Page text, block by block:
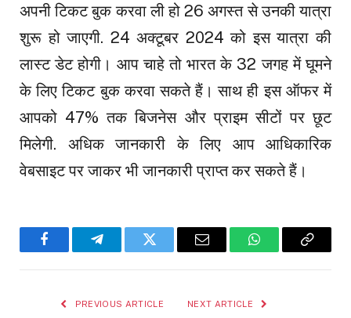
अपनी टिकट बुक करवा ली हो 26 अगस्त से उनकी यात्रा
शुरू हो जाएगी. 24 अक्टूबर 2024 को इस यात्रा की
लास्ट डेट होगी। आप चाहे तो भारत के 32 जगह में घूमने
के लिए टिकट बुक करवा सकते हैं। साथ ही इस ऑफर में
आपको 47% तक बिजनेस और प्राइम सीटों पर छूट
मिलेगी. अधिक जानकारी के लिए आप आधिकारिक
वेबसाइट पर जाकर भी जानकारी प्राप्त कर सकते हैं।
FacebookTelegramTwitter Email WhatsAppCopy
PREVIOUS ARTICLE NEXT ARTICLE